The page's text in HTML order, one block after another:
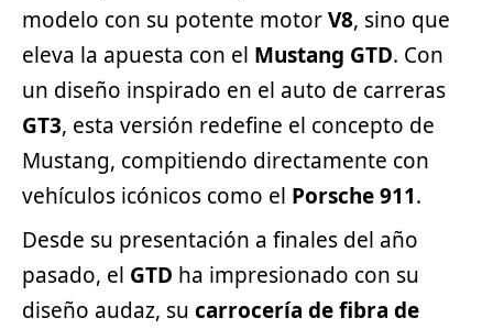
modelo con su potente motorV8, sino que
eleva la apuesta con el Mustang GTD. Con
un diseño inspirado en el auto de carreras
GT3, esta versión redefine el concepto de
Mustang, compitiendo directamente con
vehículos icónicos como el Porsche911.
Desde su presentación a finales del año
pasado, el GTD ha impresionado con su
diseño audaz, su carrocería de fibra de